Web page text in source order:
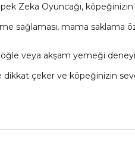
Zeka Oyuncağı,
sağlaması, mama saklama
veya akşam yemeği
dikkat çeker ve köpeğinizin